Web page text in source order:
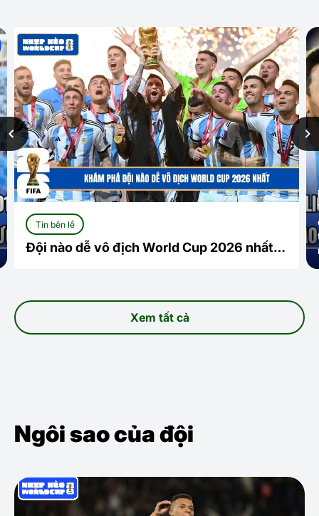
Xem tất cả
Tin bên lề
Đội nào dễ vô địch World Cup 2026 nhất?
Ngôi sao của đội